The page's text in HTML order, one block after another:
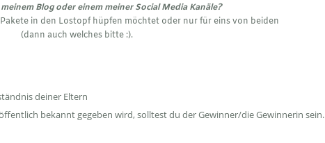
Blog oder einem meiner Social Media Kanäle?
in den Lostopf hüpfen möchtet oder nur für eins von beiden
(dann auch welches bitte :).
deiner Eltern
bekannt gegeben wird, solltest du der Gewinner/die Gewinnerin sein.